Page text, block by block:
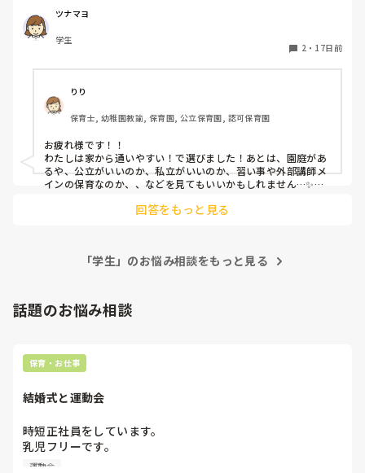
ツナマヨ
学生
2・ 17日前
りり
保育士, 幼稚園教諭, 保育園, 公立保育園, 認可保育園
お疲れ様です！！
わたしは家から通いやすい！で選びました！あとは、園庭があ
るや、公立がいいのか、私立がいいのか、習い事や外部講師メ
インの保育なのか、、などを見てもいいかもしれません…✨将
行くのも一つだと思います！わたしは実習園に就職を決めまし
回答をもっと見る
「学生」のお悩み相談をもっと見る
話題のお悩み相談
保育・お仕事
結婚式と運動会
時短正社員をしています。
乳児フリーです。
親友の結婚式と職場の運動会が被ってしまいました、、、😭
運動会